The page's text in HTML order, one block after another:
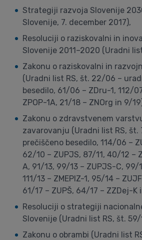
Strategiji razvoja Slovenije
Slovenije, 7. december 2017),
Resoluciji o raziskovalni in
Slovenije 2011–2020 (Uradni
Zakonu o raziskovalni in
(Uradni list RS, št. 22/06 –
besedilo, 61/06 – ZDru-1, 112/
ZPOP-1A, 21/18 – ZNOrg in 9/
Zakonu o zdravstvenem
zavarovanju (Uradni list RS,
prečiščeno besedilo, 114/06 –
62/10 – ZUPJS, 87/11, 40/12 –
A, 91/13, 99/13 – ZUPJS-C, 99/
111/13 – ZMEPIZ-1, 95/14 –
61/17 – ZUPŠ, 64/17 – ZZDej-K
Resoluciji o strategiji
Slovenije (Uradni list RS, št. 59/
Zakonu o obrambi (Uradni list